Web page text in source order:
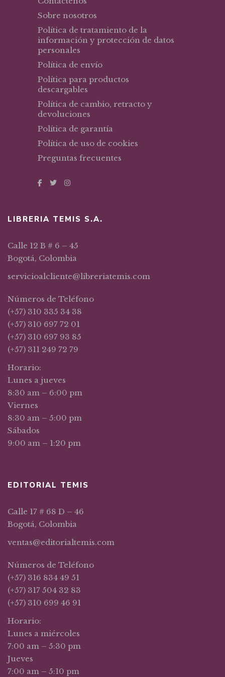
Sobre nosotros
Política de tratamiento de la
información y protección de datos
personales
Política de envío
Política para productos
descargables
Política de cambio, retracto y
devoluciones
Política de garantía
Política de uso de cookies
Preguntas frecuentes
LIBRERIA TEMIS S.A.
Calle 12 B # 6 – 45
Bogotá, Colombia
servicioalcliente@libreriatemis.com
Números de Teléfono
(+57) 310 335 34 38
(+57) 310 697 72 01
(+57) 310 697 93 85
(+57) 311 249 72 79
Horario:
Lunes a jueves
8:30 am – 6:00 pm
Viernes
8:30 am – 5:00 pm
Sábados
9:00 am – 1:20 pm
EDITORIAL TEMIS
Calle 17 # 68 D – 46
Bogotá, Colombia
ventas@editorialtemis.com
Números de Teléfono
(+57) 316 834 49 51
(+57) 317 504 32 83
(+57) 310 699 46 91
Horario:
Lunes a miércoles
7:00 am – 5:30 pm
Jueves
7:00 am – 5:10 pm